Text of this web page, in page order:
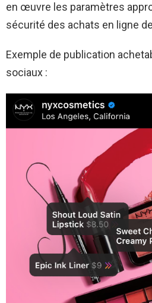
en œuvre les paramètres
sécurité des achats en ligne
Exemple de publication
sociaux :